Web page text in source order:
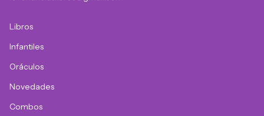
Libros
Infantiles
Oráculos
Novedades
Combos